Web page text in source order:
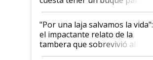
y el peligro de que Argentina
pase a ser "país sucio"
"Por una laja salvamos la vida":
el impactante relato de la
tambera que sobrevivió al
tornado